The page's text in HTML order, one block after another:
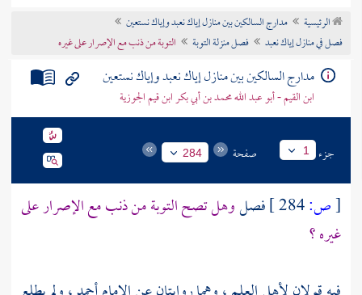
تراجم الأعلام
الرئيسية
مدارج السالكين بين منازل إياك نعبد وإياك نستعين
فصل في منازل إياك نعبد
فصل منزلة التوبة التوبة من ذنب مع الإصرار على غيره
مدارج السالكين بين منازل إياك نعبد وإياك نستعين
ابن القيم - أبو عبد الله محمد بن أبي بكر ابن قيم الجوزية
جزء 1 صفحة 284
[ص: فصلوهل تصح التوبة من ذنب مع الإصرار على
غيره ؟